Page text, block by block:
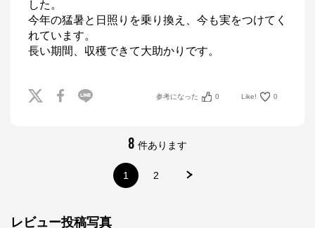
した。
今年の猛暑と日照りを乗り換え、今も実をつけてく
れています。
参考になった 0 Like! 0
8 件あります
1 2
レビュー投稿写真
※外部サイトが開きます
サカタのタネ オンラインショップ
サカタのタネ オンラインショップ
https://sakata-netshop.com/shop/default.aspx